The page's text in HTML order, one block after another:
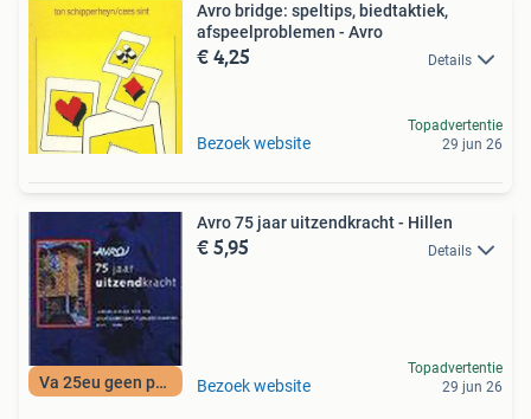
Avro bridge: speltips, biedtaktiek,
afspeelproblemen - Avro
€ 4,25 Details
Bezoek website
Topadvertentie
29 jun 26
Va 25eu geen porto
Avro 75 jaar uitzendkracht - Hillen
€ 5,95 Details
Bezoek website
Topadvertentie
29 jun 26